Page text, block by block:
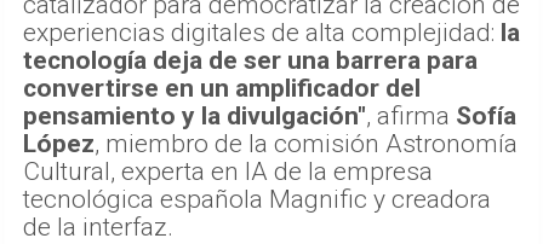
experiencias digitales de alta complejidad: la
tecnología deja de ser una barrera para
convertirse en un amplificador del
pensamiento y la divulgación", afirma Sofía
López, miembro de la comisión Astronomía
Cultural, experta en IA de la empresa
tecnológica española Magnific y creadora
de la interfaz.